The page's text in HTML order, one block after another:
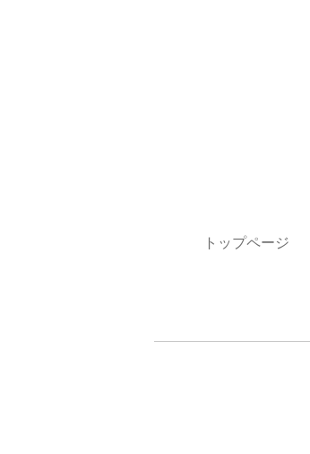
トップページ